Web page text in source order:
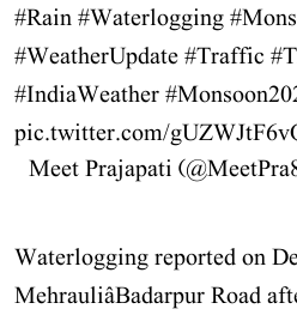
#Rain#Waterlogging
#WeatherUpdate#Traffic
#IndiaWeather
pic.twitter.com/
Waterlogging reported on
MehrauliâBadarpur Road